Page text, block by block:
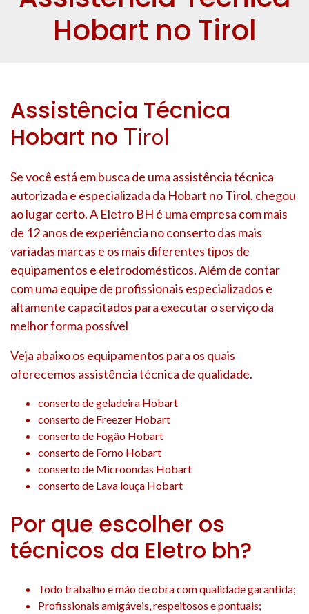
Hobart no Tirol
Assistência Técnica
Hobart no Tirol
Se você está em busca de uma assistência técnica
autorizada e especializada da Hobart noTirol, chegou
ao lugar certo. A Eletro BH é uma empresa com mais
de 12 anos de experiência no conserto das mais
variadas marcas e os mais diferentes tipos de
equipamentos e eletrodomésticos. Além de contar
com uma equipe de profissionais especializados e
altamente capacitados para executar o serviço da
melhor forma possível
Veja abaixo os equipamentos para os quais
oferecemos assistência técnica de qualidade.
conserto de geladeira Hobart
conserto de Freezer Hobart
conserto de Fogão Hobart
conserto de Forno Hobart
conserto de Microondas Hobart
conserto de Lava louça Hobart
Por que escolher os
técnicos da Eletro bh?
Todo trabalho e mão de obra com qualidade garantida;
Profissionais amigáveis, respeitosos e pontuais;